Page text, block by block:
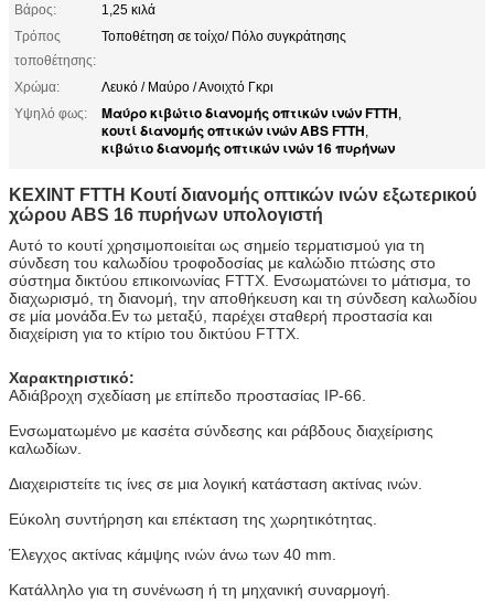
Βάρος:
1,25 κιλά
Τρόπος
τοποθέτησης:
Τοποθέτηση σε τοίχο/ Πόλο συγκράτησης
Χρώμα:
Λευκό / Μαύρο / Ανοιχτό Γκρι
Υψηλό φως:
Μαύρο κιβώτιο διανομής οπτικών ινών FTTH,
κουτί διανομής οπτικών ινών ABS FTTH,
κιβώτιο διανομής οπτικών ινών 16 πυρήνων
KEXINT FTTH Κουτί διανομής οπτικών ινών εξωτερικού
χώρου ABS 16 πυρήνων υπολογιστή
Αυτό το κουτί χρησιμοποιείται ως σημείο τερματισμού για τη
σύνδεση του καλωδίου τροφοδοσίας με καλώδιο πτώσης στο
σύστημα δικτύου επικοινωνίας FTTX. Ενσωματώνει το μάτισμα, το
διαχωρισμό, τη διανομή, την αποθήκευση και τη σύνδεση καλωδίου
σε μία μονάδα.Εν τω μεταξύ, παρέχει σταθερή προστασία και
διαχείριση για το κτίριο του δικτύου FTTX.
Χαρακτηριστικό:
Αδιάβροχη σχεδίαση με επίπεδο προστασίας IP-66.
Ενσωματωμένο με κασέτα σύνδεσης και ράβδους διαχείρισης
καλωδίων.
Διαχειριστείτε τις ίνες σε μια λογική κατάσταση ακτίνας ινών.
Εύκολη συντήρηση και επέκταση της χωρητικότητας.
Έλεγχος ακτίνας κάμψης ινών άνω των 40 mm.
Κατάλληλο για τη συνένωση ή τη μηχανική συναρμογή.